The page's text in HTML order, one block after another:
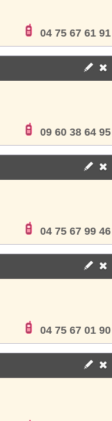
04 75 67 61 91
09 60 38 64 95
04 75 67 99 46
04 75 67 01 90